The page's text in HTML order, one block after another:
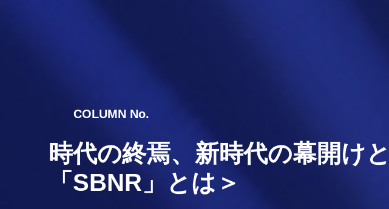
COLUMN No.
時代の終焉、新時代の幕開け
「SBNR」とは＞